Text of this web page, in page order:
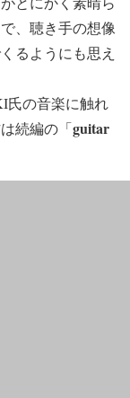
、聴き手の想像
るようにも思え
氏の音楽に触れ
続編の「guitar